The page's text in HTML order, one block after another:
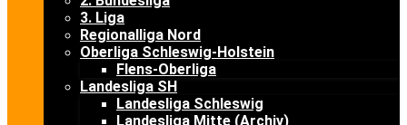
3. Liga
Regionalliga Nord
Oberliga Schleswig-Holstein
Flens-Oberliga
Landesliga SH
Landesliga Schleswig
Landesliga Mitte (Archiv)